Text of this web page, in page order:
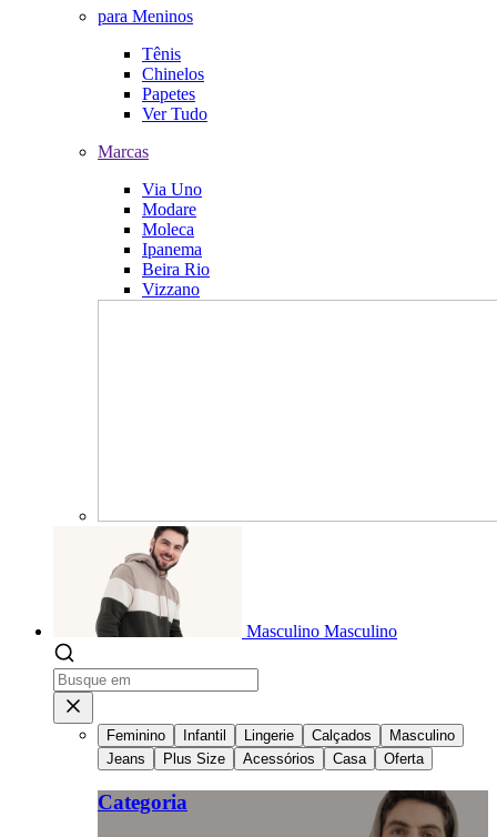
para Meninos
Tênis
Chinelos
Papetes
Ver Tudo
Marcas
Via Uno
Modare
Moleca
Ipanema
Beira Rio
Vizzano
Masculino Masculino
Feminino Infantil Lingerie Calçados
Masculino
Jeans
Plus Size Acessórios Casa Oferta
Categoria